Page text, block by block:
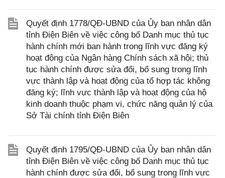
Quyết định 1778/QĐ-UBND của Ủy ban nhân dân
tỉnh Điện Biên về việc công bố Danh mục thủ tục
hành chính mới ban hành trong lĩnh vực đăng ký
hoạt động của Ngân hàng Chính sách xã hội; thủ
tục hành chính được sửa đổi, bổ sung trong lĩnh
vực thành lập và hoạt động của tổ hợp tác không
đăng ký; lĩnh vực thành lập và hoạt động của hộ
kinh doanh thuộc phạm vi, chức năng quản lý của
Sở Tài chính tỉnh Điện Biên
Quyết định 1795/QĐ-UBND của Ủy ban nhân dân
tỉnh Điện Biên về việc công bố Danh mục thủ tục
hành chính được sửa đổi, bổ sung trong lĩnh vực